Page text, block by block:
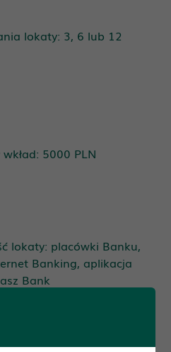
lokaty: 3, 6 lub 12
5000 PLN
lokaty: placówki Banku,
Banking, aplikacja
Bank